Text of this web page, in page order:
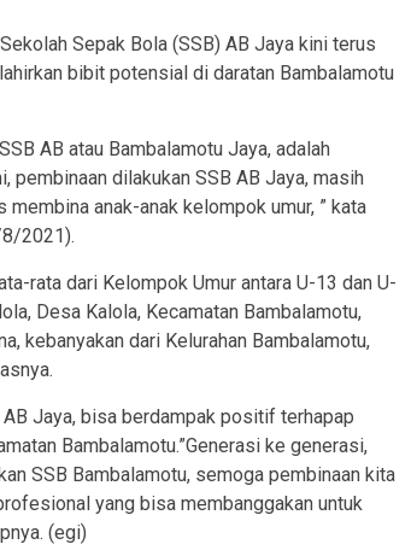
Sepak Bola (SSB) AB Jaya kini terus
bibit potensial di daratan Bambalamotu
AB atau Bambalamotu Jaya, adalah
pembinaan dilakukan SSB AB Jaya, masih
anak-anak kelompok umur, ” kata
8/2021).
rata dari Kelompok Umur antara U-13 dan U-
Desa Kalola, Kecamatan Bambalamotu,
kebanyakan dari Kelurahan Bambalamotu,
Jaya, bisa berdampak positif terhapap
Bambalamotu.”Generasi ke generasi,
SSB Bambalamotu, semoga pembinaan kita
yang bisa membanggakan untuk
(egi)